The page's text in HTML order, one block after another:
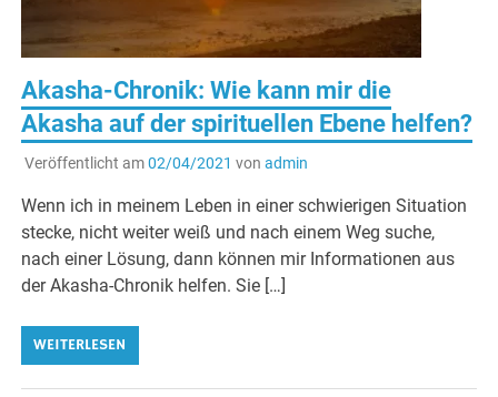
Akasha-Chronik: Wie kann mir die
Akasha auf der spirituellen Ebene helfen?
Veröffentlicht am02/04/2021 von admin
Wenn ich in meinem Leben in einer schwierigen Situation
stecke, nicht weiter weiß und nach einem Weg suche,
nach einer Lösung, dann können mir Informationen aus
der Akasha-Chronik helfen. Sie […]
WEITERLESEN